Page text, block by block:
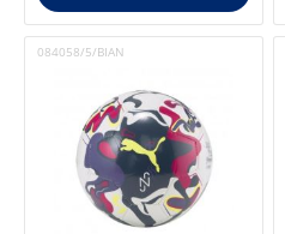
084058/5/BIAN